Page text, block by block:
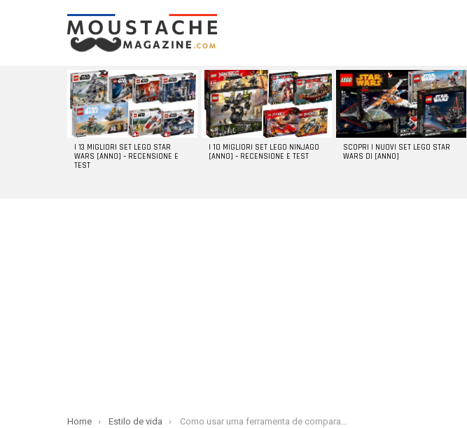
LATEST
STORIES
I 13 MIGLIORI SET LEGO STAR
WARS [ANNO] – RECENSIONE E
TEST
I 10 MIGLIORI SET LEGO NINJAGO
[ANNO] – RECENSIONE E TEST
SCOPRI I NUOVI SET LEGO STAR
WARS DI [ANNO]
You are here:
Home Estilo de vida Como usar uma ferramenta de comparação de preços para conseguir melhores negócios?